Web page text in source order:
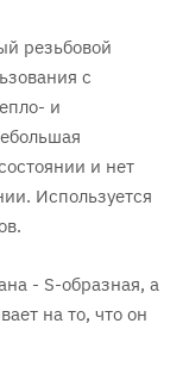
резьбовой
с
и
и нет
Используется
- S-образная, а
на то, что он